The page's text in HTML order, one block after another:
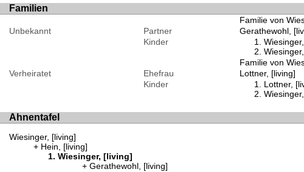
Familien
Familie von
Unbekannt
Partner
Gerathewohl,
Kinder
Familie von
Verheiratet
Ehefrau
Lottner, [living]
Kinder
Lottner,
Ahnentafel
Wiesinger, [living]
Hein, [living]
Wiesinger, [living]
Gerathewohl, [living]